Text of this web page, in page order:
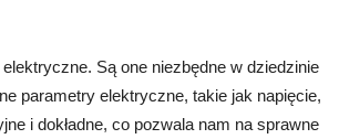
Są one niezbędne w dziedzinie
parametry elektryczne, takie jak napięcie,
i dokładne, co pozwala nam na sprawne